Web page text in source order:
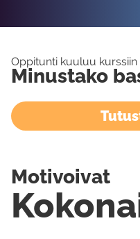
Oppitunti kuuluu kurssiin
Minustako
Motivoivat